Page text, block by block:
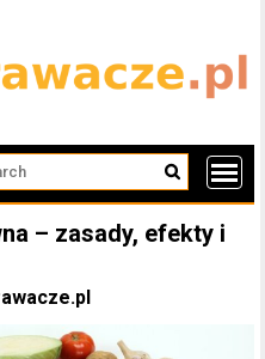
– zasady, efekty i